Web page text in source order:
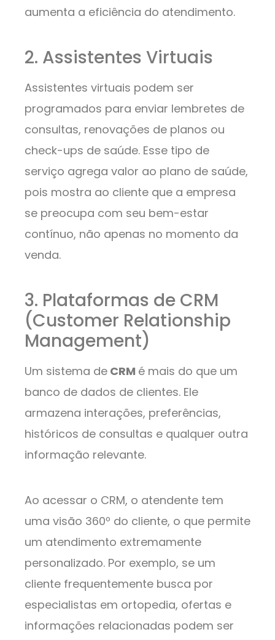
aumenta a eficiência do atendimento.
2. Assistentes Virtuais
Assistentes virtuais podem ser
programados para enviar lembretes de
consultas, renovações de planos ou
check-ups de saúde. Esse tipo de
serviço agrega valor ao plano de saúde,
pois mostra ao cliente que a empresa
se preocupa com seu bem-estar
contínuo, não apenas no momento da
venda.
3. Plataformas de CRM
(Customer Relationship
Management)
Um sistema de CRM é mais do que um
banco de dados de clientes. Ele
armazena interações, preferências,
históricos de consultas e qualquer outra
informação relevante.
Ao acessar o CRM, o atendente tem
uma visão 360º do cliente, o que permite
um atendimento extremamente
personalizado. Por exemplo, se um
cliente frequentemente busca por
especialistas em ortopedia, ofertas e
informações relacionadas podem ser